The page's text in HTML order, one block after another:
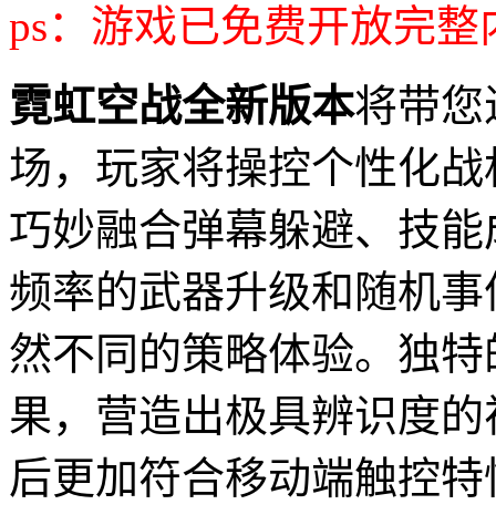
ps：游戏已免费开放完
霓虹空战全新版本将带您
场，玩家将操控个性化
巧妙融合弹幕躲避、技
频率的武器升级和随机
然不同的策略体验。独
果，营造出极具辨识度
后更加符合移动端触控特